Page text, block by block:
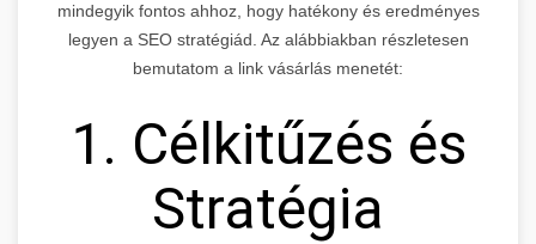
mindegyik fontos ahhoz, hogy hatékony és eredményes
legyen a SEO stratégiád. Az alábbiakban részletesen
bemutatom a link vásárlás menetét:
1. Célkitűzés és
Stratégia